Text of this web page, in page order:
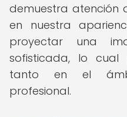
demuestra atención
en nuestra
proyectar una
sofisticada, lo cual
tanto en el
profesional.